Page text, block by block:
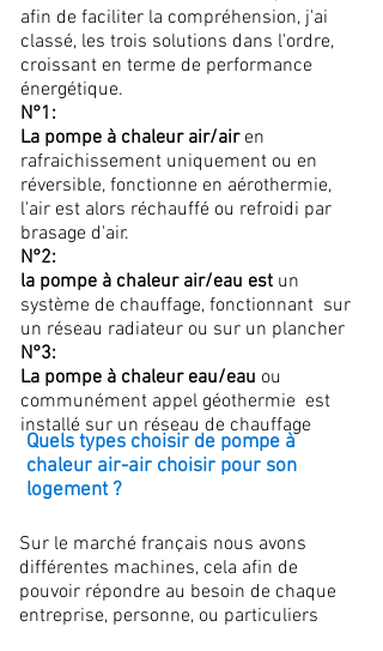
Quels types choisir de pompe à
chaleur air-air choisir pour son
logement ?
Sur le marché français nous avons
différentes machines, cela afin de
pouvoir répondre au besoin de chaque
entreprise, personne, ou particuliers
afin de faciliter la compréhension, j'ai
classé, les trois solutions dans l'ordre,
croissant en terme de performance
énergétique.
N°1:
La pompe à chaleur air/air en
rafraichissement uniquement ou en
réversible, fonctionne en aérothermie,
l'air est alors réchauffé ou refroidi par
brasage d'air.
N°2:
la pompe à chaleur air/eau est un
système de chauffage, fonctionnant sur
un réseau radiateur ou sur un plancher
N°3:
La pompe à chaleur eau/eau ou
communément appel géothermie est
installé sur un réseau de chauffage